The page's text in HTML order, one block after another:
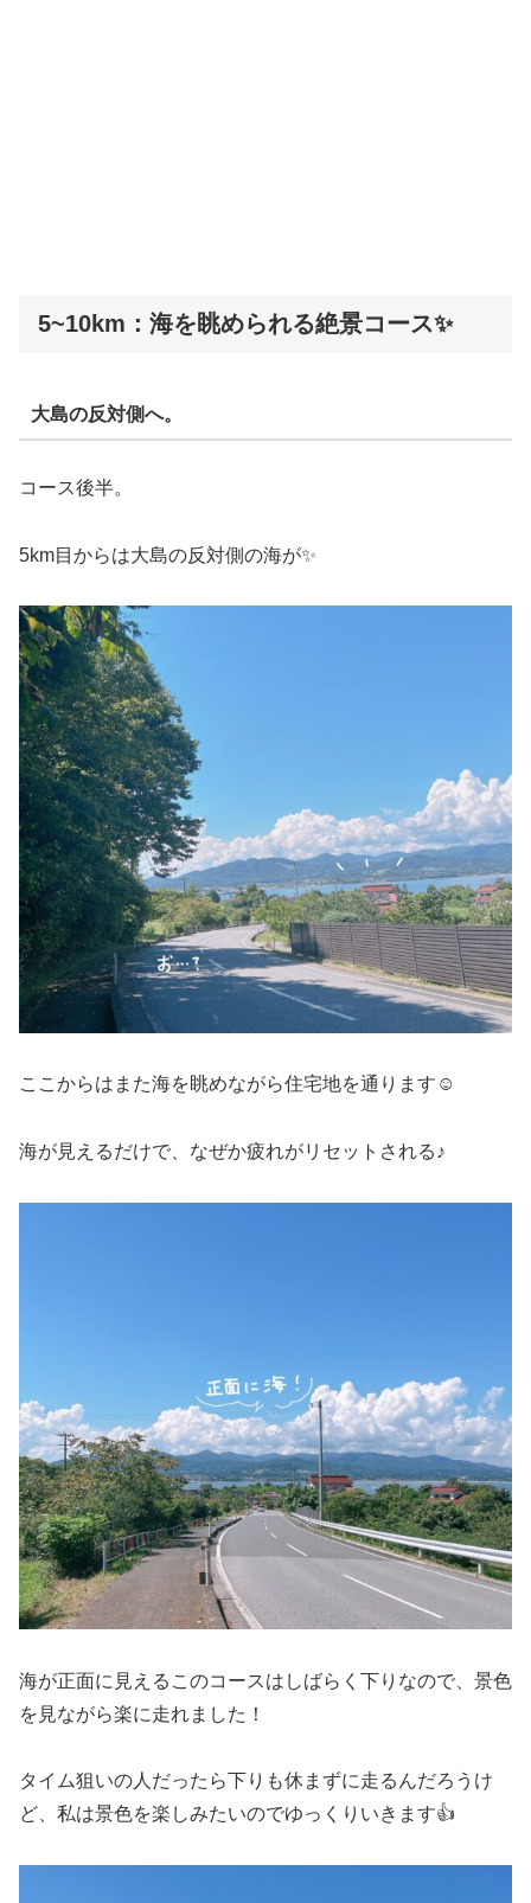
5~10km：海を眺められる絶景コース✨
大島の反対側へ。
コース後半。
5km目からは大島の反対側の海が✨
ここからはまた海を眺めながら住宅地を通ります☺️
海が見えるだけで、なぜか疲れがリセットされる♪
海が正面に見えるこのコースはしばらく下りなので、景色
を見ながら楽に走れました！
タイム狙いの人だったら下りも休まずに走るんだろうけ
ど、私は景色を楽しみたいのでゆっくりいきます👍